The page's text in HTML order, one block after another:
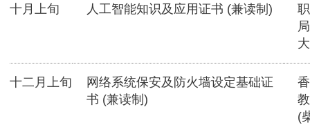
十月上旬 人工智能知识及应用证书 (兼读制)
十二月上旬
网络系统保安及防火墙设定基础证
书 (兼读制)
(